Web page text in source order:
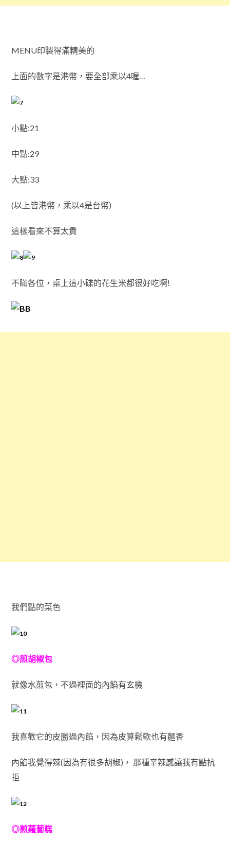
MENU印製得滿精美的
上面的數字是港幣，要全部乘以4喔…
小點:21
中點:29
大點:33
(以上皆港幣，乘以4是台幣)
這樣看來不算太貴
不瞞各位，桌上這小碟的花生米都很好吃啊!
我們點的菜色
◎煎胡椒包
就像水煎包，不過裡面的內餡有玄機
我喜歡它的皮勝過內餡，因為皮算鬆軟也有麵香
內餡我覺得辣(因為有很多胡椒)， 那種辛辣感讓我有點抗
拒
◎煎蘿蔔糕